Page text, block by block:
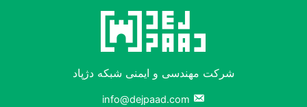
شرکت مهندسی و ایمنی شبکه دژپاد
info@dejpaad.com